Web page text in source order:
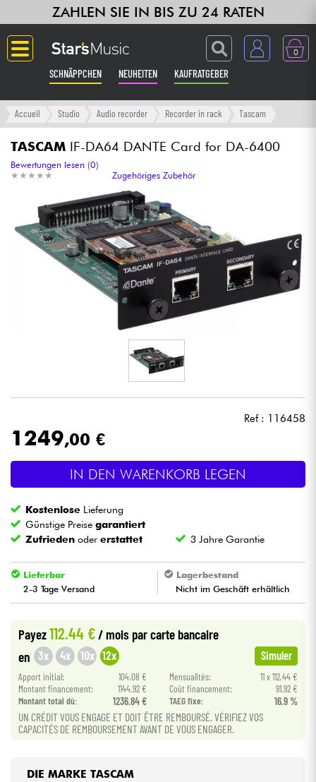
ZAHLEN SIE IN BIS ZU 24 RATEN
0
SCHNÄPPCHEN NEUHEITEN KAUFRATGEBER
Langue
Gitarre & Bass
Verstärker & Effekte
Klaviere & Piano
Synths & samplers
Live-Sound
Licht
Drums
Violinen & Quartett
Kinder
Kabel & Zubehöre
HiFi
Sehen Sie sich unsere Marken an
Accueil Studio Audio recorder Recorder in rack Tascam
TASCAM IF-DA64 DANTE Card for DA-6400
★ ★ ★ ★ ★
★ ★ ★ ★ ★
Bewertungen lesen (0)
Zugehöriges Zubehör
Ref : 116458
1249,00 €
IN DEN WARENKORB LEGEN
Kostenlose Lieferung
Günstige Preisegarantiert
Zufrieden odererstattet 3 Jahre Garantie
Lieferbar
2-3 Tage Versand
Lagerbestand
Nicht im Geschäft erhältlich
Payez112.44 €/ mois par carte bancaire
en 3x 4x 10x 12x Simuler
Apport initial: 104.08 € Mensualités:
11 x 112.44 €
Montant financement:
1144.92 € Coût financement:
91.92 €
Montant total dù:
1236.84 € TAEG fixe: 16.9 %
UN CRÉDIT VOUS ENGAGE ET DOIT ÊTRE REMBOURSÉ. VÉRIFIEZ VOS
CAPACITÉS DE REMBOURSEMENT AVANT DE VOUS ENGAGER.
DIE MARKE TASCAM